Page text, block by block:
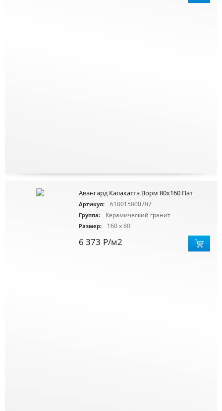
Авангард Калакатта Ворм 80x160 Пат
Артикул: 610015000707
Группа: Керамический гранит
Размер: 160 x 80
6 373 Р/м2